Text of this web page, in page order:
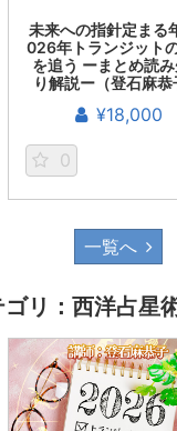
未来への指針定まる
026年トランジット
を追う ーまとめ読
り解説ー（登石麻恭
¥18,000
0
一覧へ
ゴリ：西洋占星